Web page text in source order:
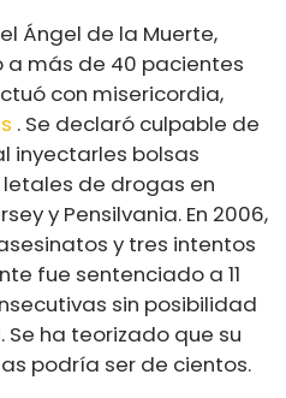
Ángel de la Muerte,
más de 40 pacientes
con misericordia,
. Se declaró culpable de
inyectarles bolsas
de drogas en
y Pensilvania. En 2006,
y tres intentos
fue sentenciado a 11
sin posibilidad
ha teorizado que su
podría ser de cientos.